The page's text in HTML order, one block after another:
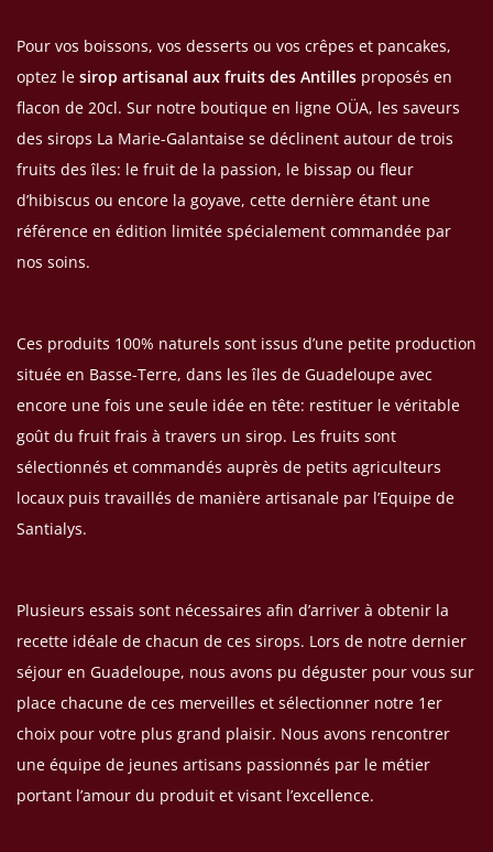
Pour vos boissons, vos desserts ou vos crêpes et pancakes,
optez le sirop artisanal aux fruits des Antilles proposés en
flacon de 20cl. Sur notre boutique en ligne OÜA, les saveurs
des sirops La Marie-Galantaise se déclinent autour de trois
fruits des îles: le fruit de la passion, le bissap ou fleur
d’hibiscus ou encore la goyave, cette dernière étant une
référence en édition limitée spécialement commandée par
nos soins.
Ces produits 100% naturels sont issus d’une petite production
située en Basse-Terre, dans les îles de Guadeloupe avec
encore une fois une seule idée en tête: restituer le véritable
goût du fruit frais à travers un sirop. Les fruits sont
sélectionnés et commandés auprès de petits agriculteurs
locaux puis travaillés de manière artisanale par l’Equipe de
Santialys.
Plusieurs essais sont nécessaires afin d’arriver à obtenir la
recette idéale de chacun de ces sirops. Lors de notre dernier
séjour en Guadeloupe, nous avons pu déguster pour vous sur
place chacune de ces merveilles et sélectionner notre 1er
choix pour votre plus grand plaisir. Nous avons rencontrer
une équipe de jeunes artisans passionnés par le métier
portant l’amour du produit et visant l’excellence.